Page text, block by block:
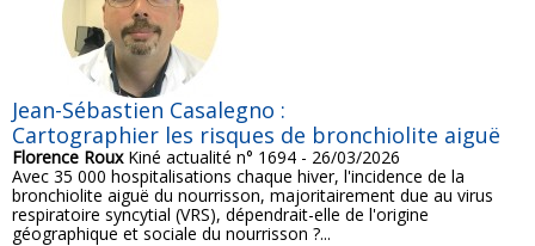
Jean-Sébastien Casalegno :
Cartographier les risques de bronchiolite aiguë
Florence RouxKiné actualité n° 1694 - 26/03/2026
Avec 35 000 hospitalisations chaque hiver, l'incidence de la
bronchiolite aiguë du nourrisson, majoritairement due au virus
respiratoire syncytial (VRS), dépendrait-elle de l'origine
géographique et sociale du nourrisson ?...